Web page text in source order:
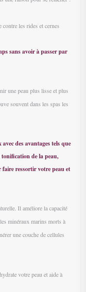
les rides et cernes
sans avoir à passer par
une peau plus lisse et plus
souvent dans les spas les
des avantages tels que
tonification de la peau,
ressortir votre peau et
Il améliore la capacité
minéraux marins morts à
une couche de cellules
votre peau et aide à